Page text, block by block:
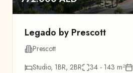
Legado by Prescott
Prescott
Studio, 1BR, 2BR
34 - 143 m²